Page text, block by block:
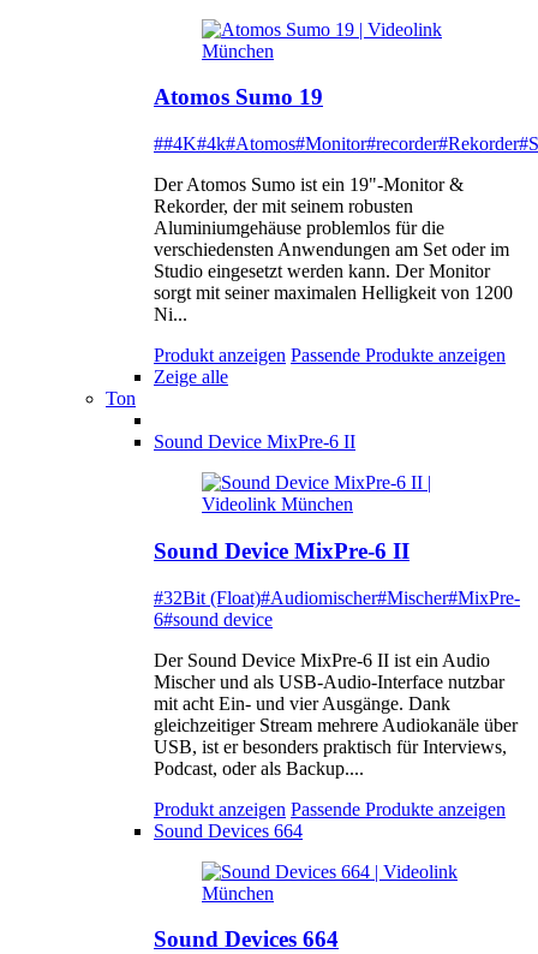
Atomos Sumo 19
##4K#4k#Atomos#Monitor#recorder#Rekorder
Der Atomos Sumo ist ein 19"-Monitor &
Rekorder, der mit seinem robusten
Aluminiumgehäuse problemlos für die
verschiedensten Anwendungen am Set oder im
Studio eingesetzt werden kann. Der Monitor
sorgt mit seiner maximalen Helligkeit von 1200
Ni...
Produkt anzeigen Passende Produkte anzeigen
Zeige alle
Ton
Sound Device MixPre-6 II
Sound Device MixPre-6 II
#32Bit (Float)#Audiomischer#Mischer#MixPre-
6#sound device
Der Sound Device MixPre-6 II ist ein Audio
Mischer und als USB-Audio-Interface nutzbar
mit acht Ein- und vier Ausgänge. Dank
gleichzeitiger Stream mehrere Audiokanäle über
USB, ist er besonders praktisch für Interviews,
Podcast, oder als Backup....
Produkt anzeigen Passende Produkte anzeigen
Sound Devices 664
Sound Devices 664